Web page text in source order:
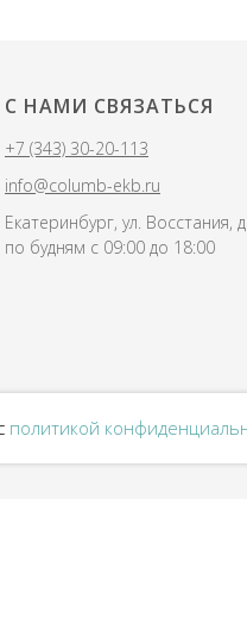
политикой
С НАМИ СВЯЗАТЬСЯ
+7 (343) 30-20-113
info@columb-ekb.ru
Екатеринбург, ул. Восстания,
по будням с 09:00 до 18:00